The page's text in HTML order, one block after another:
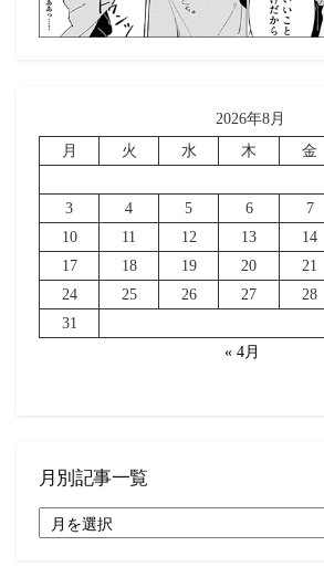
2026年8月
月
火 水 木 金
3
4 5 6 7
10
11 12 13 14
17
18 19 20 21
24
25 26 27 28
31
« 4月
月別記事一覧
別